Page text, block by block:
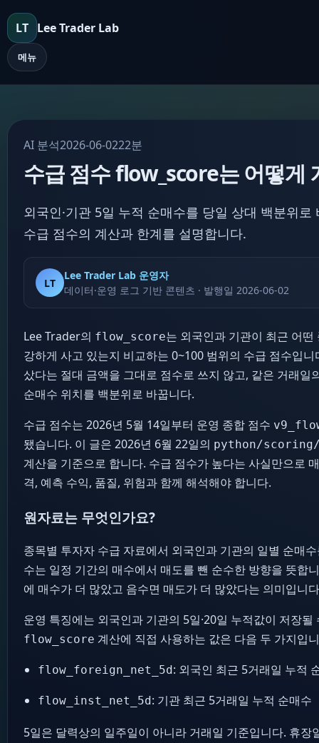
LT Lee Trader Lab
메뉴
AI 분석2026-06-0222분
수급 점수 flow_score는 어떻게
외국인·기관 5일 누적 순매수를 당일 상대 백분위로
수급 점수의 계산과 한계를 설명합니다.
LT
Lee Trader Lab 운영자
데이터·운영 로그 기반 콘텐츠 · 발행일 2026-06-02
Lee Trader의 flow_score는 외국인과 기관이 최근 어
강하게 사고 있는지 비교하는 0~100 범위의 수급 점수입
샀다는 절대 금액을 그대로 점수로 쓰지 않고, 같은 거래일
순매수 위치를 백분위로 바꿉니다.
수급 점수는 2026년 5월 14일부터 운영 종합 점수
됐습니다. 이 글은 2026년 6월 22일의 python/
계산을 기준으로 합니다. 수급 점수가 높다는 사실만으로
격, 예측 수익, 품질, 위험과 함께 해석해야 합니다.
원자료는 무엇인가요?
종목별 투자자 수급 자료에서 외국인과 기관의 일별 순매
수는 일정 기간의 매수에서 매도를 뺀 순수한 방향을 뜻합
에 매수가 더 많았고 음수면 매도가 더 많았다는 의미입니
운영 특징에는 외국인과 기관의 5일·20일 누적값이 저장될
flow_score 계산에 직접 사용하는 값은 다음 두 가지입
flow_foreign_net_5d : 외국인 최근 5거래일 누적
flow_inst_net_5d : 기관 최근 5거래일 누적 순매수
5일은 달력상의 일주일이 아니라 거래일 기준입니다. 휴장